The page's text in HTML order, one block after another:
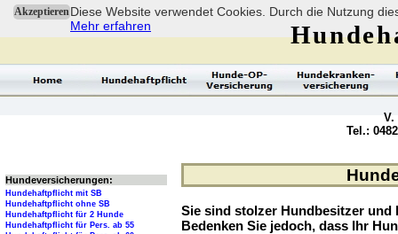
AkzeptierenDiese Website verwendet Cookies. Durch die Nutzung
Mehr erfahren
Sie sind stolzer Hundbesitzer und
Bedenken Sie jedoch, dass Ihr
V.
Tel.:
Hundeversicherungen:
Hundehaftpflicht mit SB
Hundehaftpflicht ohne SB
Hundehaftpflicht für 2 Hunde
Hundehaftpflicht für Pers. ab 55